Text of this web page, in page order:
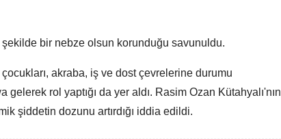
şekilde bir nebze olsun korunduğu savunuldu.
çocukları, akraba, iş ve dost çevrelerine durumu
gelerek rol yaptığı da yer aldı. Rasim Ozan Kütahyalı'nın
şiddetin dozunu artırdığı iddia edildi.